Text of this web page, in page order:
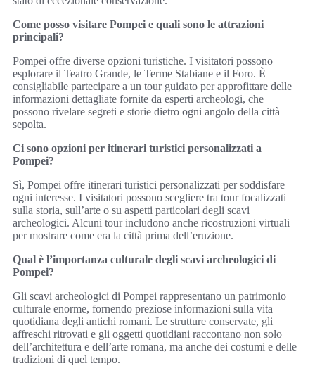
Come posso visitare Pompei e quali sono le attrazioni
principali?
Pompei offre diverse opzioni turistiche. I visitatori possono
esplorare il Teatro Grande, le Terme Stabiane e il Foro. È
consigliabile partecipare a un tour guidato per approfittare delle
informazioni dettagliate fornite da esperti archeologi, che
possono rivelare segreti e storie dietro ogni angolo della città
sepolta.
Ci sono opzioni per itinerari turistici personalizzati a
Pompei?
Sì, Pompei offre itinerari turistici personalizzati per soddisfare
ogni interesse. I visitatori possono scegliere tra tour focalizzati
sulla storia, sull’arte o su aspetti particolari degli scavi
archeologici. Alcuni tour includono anche ricostruzioni virtuali
per mostrare come era la città prima dell’eruzione.
Qual è l’importanza culturale degli scavi archeologici di
Pompei?
Gli scavi archeologici di Pompei rappresentano un patrimonio
culturale enorme, fornendo preziose informazioni sulla vita
quotidiana degli antichi romani. Le strutture conservate, gli
affreschi ritrovati e gli oggetti quotidiani raccontano non solo
dell’architettura e dell’arte romana, ma anche dei costumi e delle
tradizioni di quel tempo.